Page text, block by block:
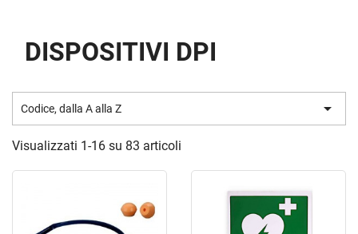
DISPOSITIVI DPI
Codice, dalla A alla Z 
Visualizzati 1-16 su 83 articoli